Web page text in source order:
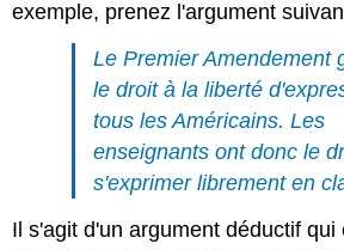
exemple, prenez l'argument
Le Premier Amendement
le droit à la liberté
tous les Américains. Les
enseignants ont donc le
s'exprimer librement en
Il s'agit d'un argument déductif qui